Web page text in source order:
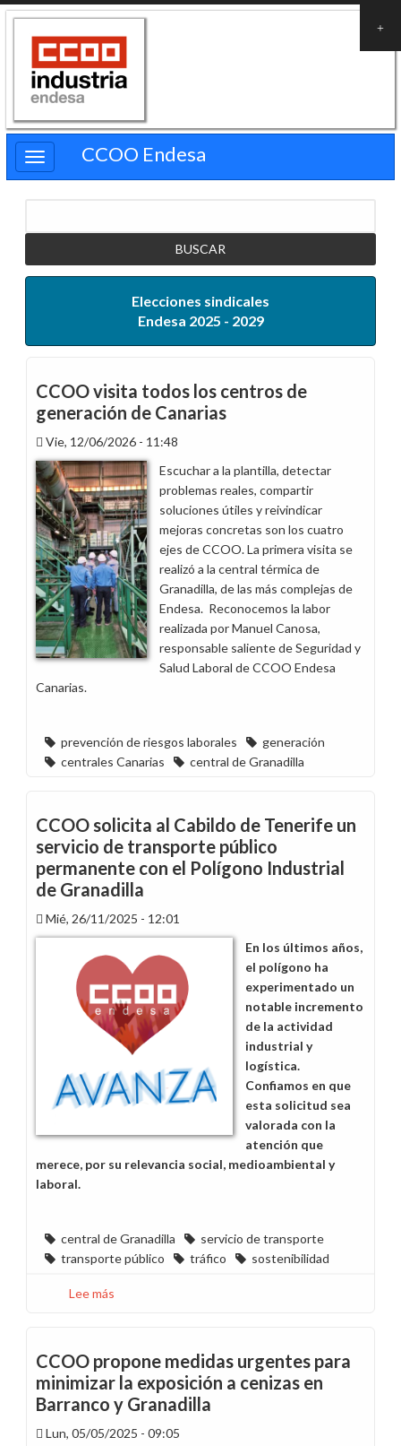
Pasar
contenido
principal
CCOO Endesa
Elecciones sindicales
Endesa 2025 - 2029
CCOO visita todos los centros de
generación de Canarias
Vie, 12/06/2026 - 11:48
Escuchar a la plantilla, detectar
problemas reales, compartir
soluciones útiles y reivindicar
mejoras concretas son los cuatro
ejes de CCOO. La primera visita se
realizó a la central térmica de
Granadilla, de las más complejas de
Endesa. Reconocemos la labor
realizada por Manuel Canosa,
responsable saliente de Seguridad y
Salud Laboral de CCOO Endesa
Canarias.
prevención de riesgos laborales
generación
centrales Canarias
central de Granadilla
CCOO solicita al Cabildo de Tenerife un
servicio de transporte público
permanente con el Polígono Industrial
de Granadilla
Mié, 26/11/2025 - 12:01
En los últimos años,
el polígono ha
experimentado un
notable incremento
de la actividad
industrial y
logística.
Confiamos en que
esta solicitud sea
valorada con la
atención que
merece, por su relevancia social, medioambiental y
laboral.
central de Granadilla
servicio de transporte
transporte público
tráfico sostenibilidad
Lee más
Cabildo
de
Tenerife
un
CCOO propone medidas urgentes para
minimizar la exposición a cenizas en
Barranco y Granadilla
Lun, 05/05/2025 - 09:05